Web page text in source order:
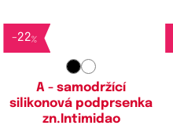
-22%
A - samodržící
silikonová podprsenka
zn.Intimidao